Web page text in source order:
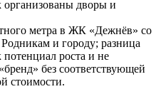
организованы дворы и
метра в ЖК «Дежнёв» со
и городу; разница
потенциал роста и не
без соответствующей
стоимости.